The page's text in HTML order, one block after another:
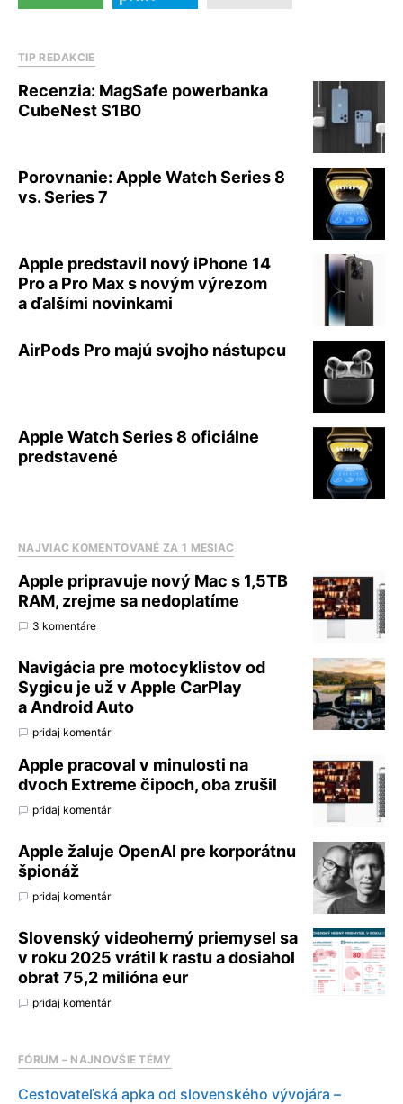
TIP REDAKCIE
Recenzia: MagSafe powerbanka
CubeNest S1B0
Porovnanie: Apple Watch Series 8
vs. Series 7
Apple predstavil nový iPhone 14
Pro a Pro Max s novým výrezom
a ďalšími novinkami
AirPods Pro majú svojho nástupcu
Apple Watch Series 8 oficiálne
predstavené
NAJVIAC KOMENTOVANÉ ZA 1 MESIAC
Apple pripravuje nový Mac s 1,5TB
RAM, zrejme sa nedoplatíme
3 komentáre
Navigácia pre motocyklistov od
Sygicu je už v Apple CarPlay
a Android Auto
pridaj komentár
Apple pracoval v minulosti na
dvoch Extreme čipoch, oba zrušil
pridaj komentár
Apple žaluje OpenAI pre korporátnu
špionáž
pridaj komentár
Slovenský videoherný priemysel sa
v roku 2025 vrátil k rastu a dosiahol
obrat 75,2 milióna eur
pridaj komentár
FÓRUM – NAJNOVŠIE TÉMY
Cestovateľská apka od slovenského vývojára –